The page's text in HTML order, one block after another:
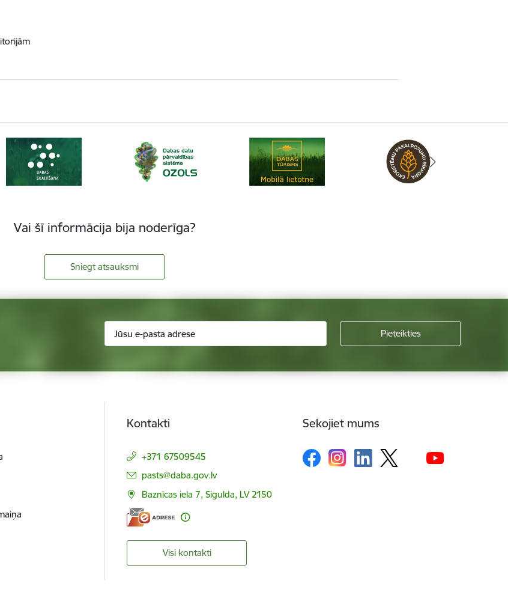
Vai šī informācija bija noderīga?
Sniegt atsauksmi
Kontakti
+371 67509545
E-pasts:
pasts@daba.gov.lv
Baznīcas iela 7, Sigulda, LV 2150
Visi kontakti
Sekojiet mums